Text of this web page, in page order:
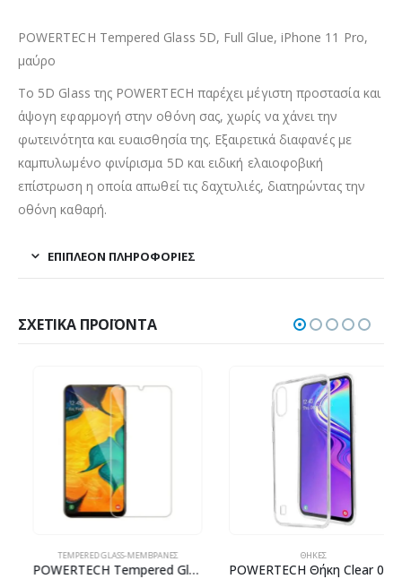
POWERTECH Tempered Glass 5D, Full Glue, iPhone 11 Pro,
μαύρο
Το 5D Glass της POWERTECH παρέχει μέγιστη προστασία και
άψογη εφαρμογή στην οθόνη σας, χωρίς να χάνει την
φωτεινότητα και ευαισθησία της. Εξαιρετικά διαφανές με
καμπυλωμένο φινίρισμα 5D και ειδική ελαιοφοβική
επίστρωση η οποία απωθεί τις δαχτυλιές, διατηρώντας την
οθόνη καθαρή.
ΕΠΙΠΛΈΟΝ ΠΛΗΡΟΦΟΡΊΕΣ
ΣΧΕΤΙΚΆ ΠΡΟΪΌΝΤΑ
TEMPERED GLASS-ΜΕΜΒΡΆΝΕΣ
POWERTECH Tempered Glass 9H(0.33MM) για Samsung A20/A30(S)/A50(S) 2019
ΘΉΚΕΣ
POWERTECH Θήκη Clear 0.5mm TPU για SAMSUNG Galaxy M10, διάφανη